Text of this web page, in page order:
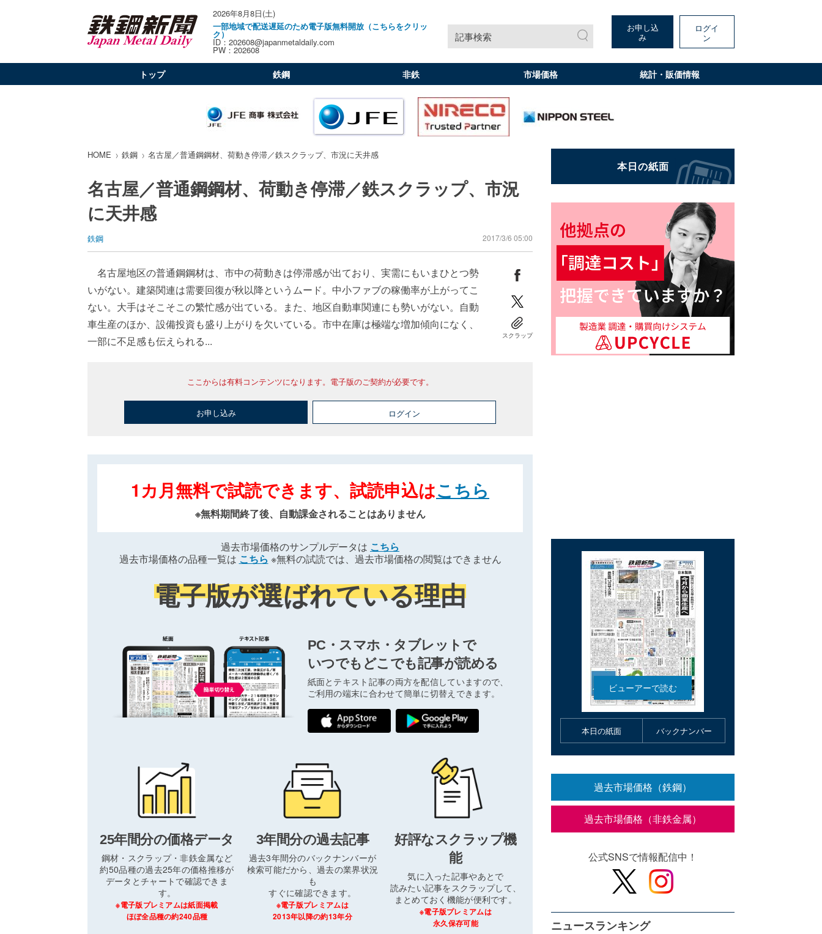
2026年8月8日(土)
一部地域で配送遅延のため電子版無料開放（こちらをクリッ
ク）
ID：202608@japanmetaldaily.com
PW：202608
記事検索
お申し込
み
ログイ
ン
トップ 鉄鋼 非鉄 市場価格 統計・販価情報
HOME 鉄鋼 名古屋／普通鋼鋼材、荷動き停滞／鉄スクラップ、市況に天井感
名古屋／普通鋼鋼材、荷動き停滞／鉄スクラップ、市況
に天井感
鉄鋼 2017/3/6 05:00
名古屋地区の普通鋼鋼材は、市中の荷動きは停滞感が出ており、実需にもいまひとつ勢
いがない。建築関連は需要回復が秋以降というムード。中小ファブの稼働率が上がってこ
ない。大手はそこそこの繁忙感が出ている。また、地区自動車関連にも勢いがない。自動
車生産のほか、設備投資も盛り上がりを欠いている。市中在庫は極端な増加傾向になく、
一部に不足感も伝えられる...
スクラップ
ここからは有料コンテンツになります。電子版のご契約が必要です。
お申し込み ログイン
1カ月無料で試読できます、試読申込はこちら
※無料期間終了後、自動課金されることはありません
過去市場価格のサンプルデータは こちら
過去市場価格の品種一覧は こちら ※無料の試読では、過去市場価格の閲覧はできません
電子版が選ばれている理由
PC・スマホ・タブレットで
いつでもどこでも記事が読める
紙面とテキスト記事の両方を配信していますので、
ご利用の端末に合わせて簡単に切替えできます。
25年間分の価格データ
鋼材・スクラップ・非鉄金属など
約50品種の過去25年の価格推移が
データとチャートで確認できま
す。
※電子版プレミアムは紙面掲載
ほぼ全品種の約240品種
3年間分の過去記事
過去3年間分のバックナンバーが
検索可能だから、過去の業界状況
も
すぐに確認できます。
※電子版プレミアムは
2013年以降の約13年分
好評なスクラップ機
能
気に入った記事やあとで
読みたい記事をスクラップして、
まとめておく機能が便利です。
※電子版プレミアムは
永久保存可能
本日の紙面 バックナンバー
過去市場価格（鉄鋼）
過去市場価格（非鉄金属）
公式SNSで情報配信中！
ニュースランキング